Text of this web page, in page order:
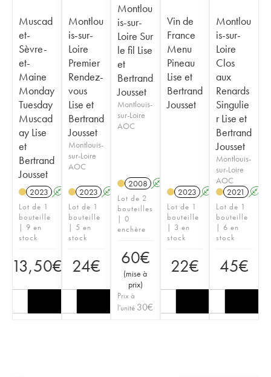
Muscad
et-
Sèvre-
et-
Maine
Monday
Tuesday
Muscad
ay Lise
et
Bertrand
Jousset
2023 A
Lot de 1
bouteille
| 9 en
stock
13,50€
Montlou
is-sur-
Loire
Premier
Rendez-
vous
Lise et
Bertrand
Jousset
Montlouis-
sur-Loire
AOC
2023 A
Lot de 1
bouteille
| 5 en
stock
24€
Montlou
is-sur-
Loire Sur
le fil Lise
et
Bertrand
Jousset
Montlouis-
sur-Loire
AOC
2008 A
Lot de 2
bouteilles
| 0
enchère
60€
(mise à
prix)
Prix à
l'unité 30€
Vin de
France
Menu
Pineau
Lise et
Bertrand
Jousset
2023 A K
Lot de 1
bouteille
| 3 en
stock
22€
Montlou
is-sur-
Loire
Clos
aux
Renards
Singulie
r Lise et
Bertrand
Jousset
Montlouis-
sur-Loire
AOC
2021
A
Lot de 1
bouteille
| 6 en
stock
45€